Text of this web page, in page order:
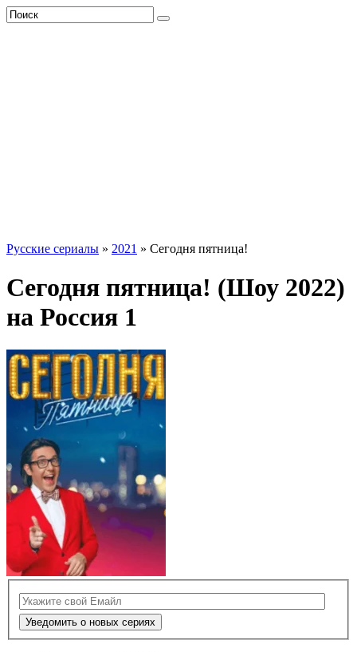
Русские сериалы » 2021 » Сегодня пятница!
Сегодня пятница! (Шоу 2022)
на Россия 1
Уведомить о новых сериях